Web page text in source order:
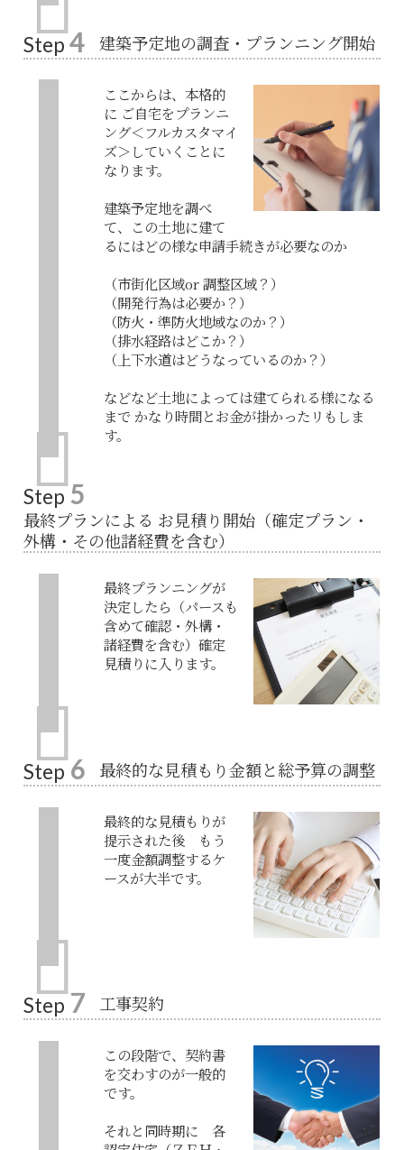
Step 4 建築予定地の調査・プランニング開始
ここからは、本格的
に ご自宅をプランニ
ング＜フルカスタマイ
ズ＞していくことに
なります。
建築予定地を調べ
て、この土地に建て
るにはどの様な申請手続きが必要なのか
（市街化区域or 調整区域？）
（開発行為は必要か？）
（防火・準防火地域なのか？）
（排水経路はどこか？）
（上下水道はどうなっているのか？）
などなど土地によっては建てられる様になる
まで かなり時間とお金が掛かったリもしま
す。
Step 5
最終プランによる お見積り開始（確定プラン・
外構・その他諸経費を含む）
最終プランニングが
決定したら（パースも
含めて確認・外構・
諸経費を含む）確定
見積りに入ります。
Step 6 最終的な見積もり金額と総予算の調整
最終的な見積もりが
提示された後 もう
一度金額調整するケ
ースが大半です。
Step 7 工事契約
この段階で、契約書
を交わすのが一般的
です。
それと同時期に 各